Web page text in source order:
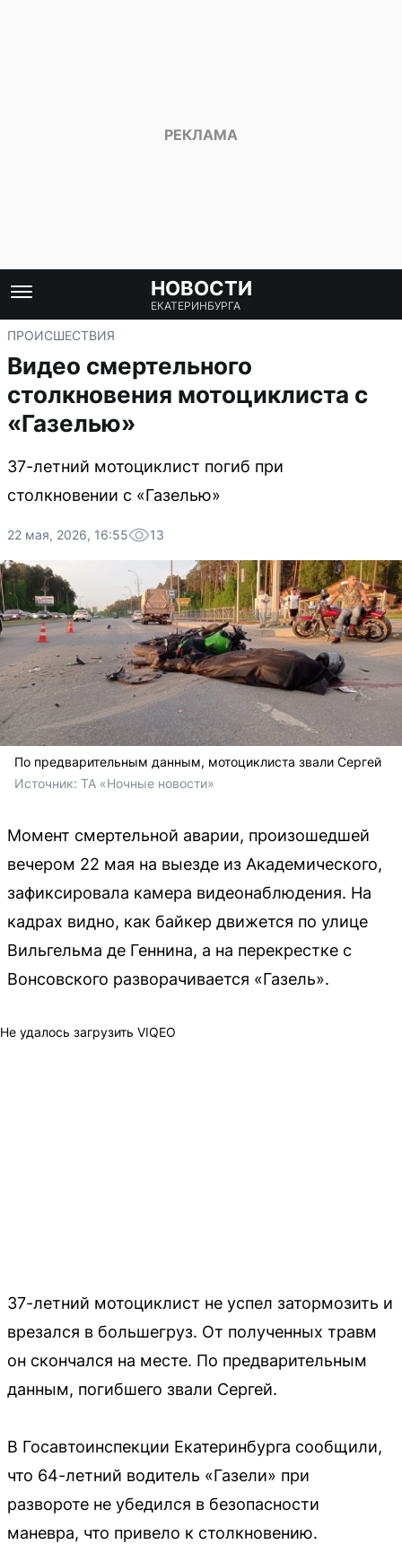
НОВОСТИ
ЕКАТЕРИНБУРГА
ПРОИСШЕСТВИЯ
Видео смертельного
столкновения мотоциклиста с
«Газелью»
37-летний мотоциклист погиб при
столкновении с «Газелью»
22 мая, 2026, 16:55 13
По предварительным данным, мотоциклиста звали Сергей
Источник: ТА «Ночные новости»
Момент смертельной аварии, произошедшей
вечером 22 мая на выезде из Академического,
зафиксировала камера видеонаблюдения. На
кадрах видно, как байкер движется по улице
Вильгельма де Геннина, а на перекрестке с
Вонсовского разворачивается «Газель».
Не удалось загрузить VIQEO
37-летний мотоциклист не успел затормозить и
врезался в большегруз. От полученных травм
он скончался на месте. По предварительным
данным, погибшего звали Сергей.
В Госавтоинспекции Екатеринбурга сообщили,
что 64-летний водитель «Газели» при
развороте не убедился в безопасности
маневра, что привело к столкновению.